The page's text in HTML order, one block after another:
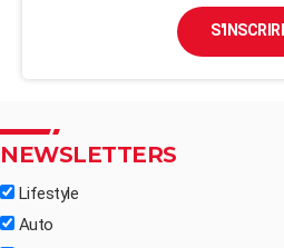
NEWSLETTERS
Lifestyle
Auto